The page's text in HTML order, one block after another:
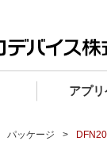
アプ
パッケージ